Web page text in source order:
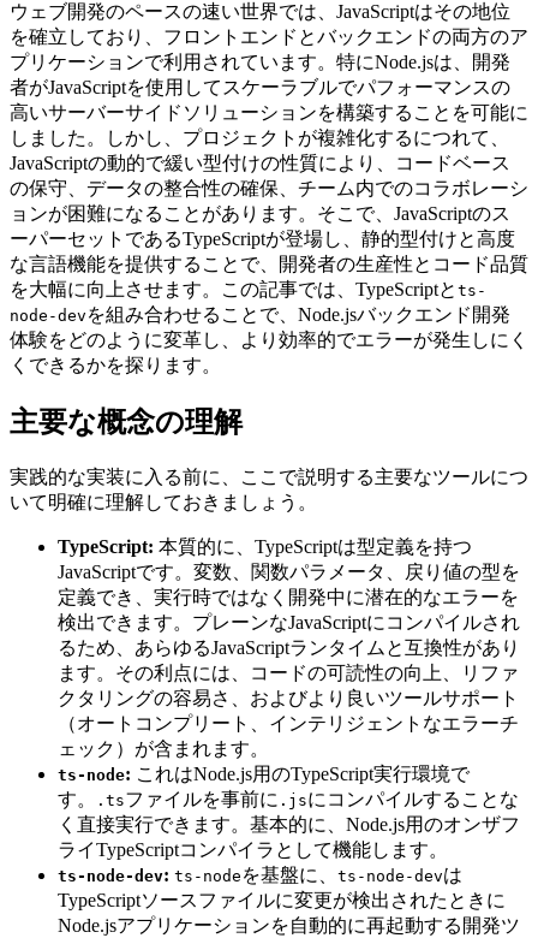
ウェブ開発のペースの速い世界では、JavaScriptはその地位
を確立しており、フロントエンドとバックエンドの両方のア
プリケーションで利用されています。特にNode.jsは、開発
者がJavaScriptを使用してスケーラブルでパフォーマンスの
高いサーバーサイドソリューションを構築することを可能に
しました。しかし、プロジェクトが複雑化するにつれて、
JavaScriptの動的で緩い型付けの性質により、コードベース
の保守、データの整合性の確保、チーム内でのコラボレーシ
ョンが困難になることがあります。そこで、JavaScriptのス
ーパーセットであるTypeScriptが登場し、静的型付けと高度
な言語機能を提供することで、開発者の生産性とコード品質
を大幅に向上させます。この記事では、TypeScriptと ts-
node-dev を組み合わせることで、Node.jsバックエンド開発
体験をどのように変革し、より効率的でエラーが発生しにく
くできるかを探ります。
主要な概念の理解
実践的な実装に入る前に、ここで説明する主要なツールにつ
いて明確に理解しておきましょう。
TypeScript: 本質的に、TypeScriptは型定義を持つ
JavaScriptです。変数、関数パラメータ、戻り値の型を
定義でき、実行時ではなく開発中に潜在的なエラーを
検出できます。プレーンなJavaScriptにコンパイルされ
るため、あらゆるJavaScriptランタイムと互換性があり
ます。その利点には、コードの可読性の向上、リファ
クタリングの容易さ、およびより良いツールサポート
（オートコンプリート、インテリジェントなエラーチ
ェック）が含まれます。
ts-node: これはNode.js用のTypeScript実行環境で
す。
.tsファイルを事前に .jsにコンパイルすることな
く直接実行できます。基本的に、Node.js用のオンザフ
ライTypeScriptコンパイラとして機能します。
ts-node-dev: ts-node を基盤に、 ts-node-devは
TypeScriptソースファイルに変更が検出されたときに
Node.jsアプリケーションを自動的に再起動する開発ツ